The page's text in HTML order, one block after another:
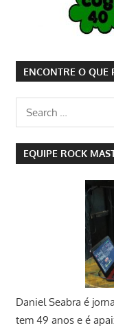
ENCONTRE O QUE
Search
for:
EQUIPE ROCK
Daniel Seabra é
tem 49 anos e é